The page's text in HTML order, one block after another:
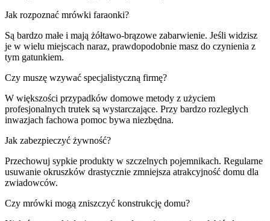
Jak rozpoznać mrówki faraonki?
Są bardzo małe i mają żółtawo-brązowe zabarwienie. Jeśli widzisz
je w wielu miejscach naraz, prawdopodobnie masz do czynienia z
tym gatunkiem.
Czy muszę wzywać specjalistyczną firmę?
W większości przypadków domowe metody z użyciem
profesjonalnych trutek są wystarczające. Przy bardzo rozległych
inwazjach fachowa pomoc bywa niezbędna.
Jak zabezpieczyć żywność?
Przechowuj sypkie produkty w szczelnych pojemnikach. Regularne
usuwanie okruszków drastycznie zmniejsza atrakcyjność domu dla
zwiadowców.
Czy mrówki mogą zniszczyć konstrukcję domu?